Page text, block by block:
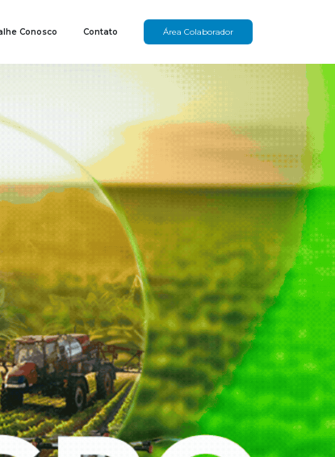
Conosco Contato Área Colaborador